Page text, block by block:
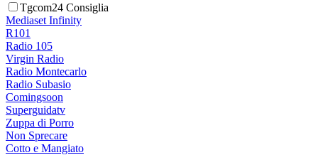
Tgcom24 Consiglia
Mediaset Infinity
R101
Radio 105
Virgin Radio
Radio Montecarlo
Radio Subasio
Comingsoon
Superguidatv
Zuppa di Porro
Non Sprecare
Cotto e Mangiato